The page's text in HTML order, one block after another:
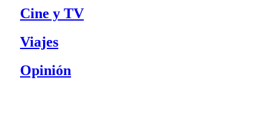
Cine y TV
Viajes
Opinión